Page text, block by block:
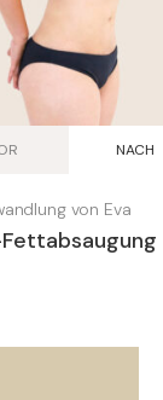
NACH
von Eva